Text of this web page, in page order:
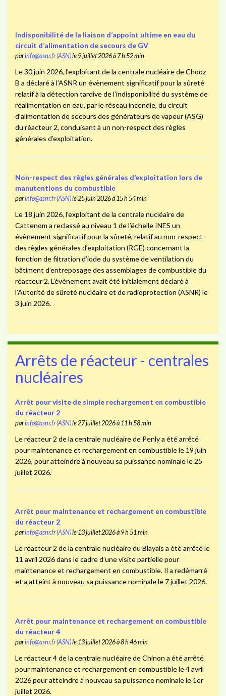
Indisponibilité de la liaison d’appoint ultime en eau du
circuit d’alimentation de secours de GV
parinfo@asnr.fr (ASN)le 9 juillet 2026 à 7 h 52 min
Le 30 juin 2026, l’exploitant de la centrale nucléaire de Chooz
B a déclaré à l’ASNR un évènement significatif pour la sûreté
relatif à la détection tardive de l’indisponibilité du système de
réalimentation en eau, par le réseau incendie, du circuit
d’alimentation de secours des générateurs de vapeur (ASG)
du réacteur 2, conduisant à un non-respect des règles
générales d’exploitation.
Non-respect des règles générales d’exploitation lors de
manutentions du combustible
parinfo@asnr.fr (ASN)le 25 juin 2026 à 15 h 54 min
Le 18 juin 2026, l’exploitant de la centrale nucléaire de
Cattenom a reclassé au niveau 1 de l’échelle INES un
évènement significatif pour la sûreté, relatif au non-respect
des règles générales d’exploitation (RGE) concernant la
fonction de filtration d’iode du système de ventilation du
bâtiment d’entreposage des assemblages de combustible du
réacteur 2. L’évènement avait été initialement déclaré à
l’Autorité de sûreté nucléaire et de radioprotection (ASNR) le
3 juin 2026.
Arrêts de réacteur - centrales
nucléaires
Arrêt pour visite de simple rechargement en combustible
du réacteur 2
parinfo@asnr.fr (ASN)le 27 juillet 2026 à 11 h 58 min
Le réacteur 2 de la centrale nucléaire de Penly a été arrêté
pour maintenance et rechargement en combustible le 19 juin
2026, pour atteindre à nouveau sa puissance nominale le 25
juillet 2026.
Arrêt pour maintenance et rechargement en combustible
du réacteur 2
parinfo@asnr.fr (ASN)le 13 juillet 2026 à 9 h 51 min
Le réacteur 2 de la centrale nucléaire du Blayais a été arrêté le
11 avril 2026 dans le cadre d’une visite partielle pour
maintenance et rechargement en combustible. Il a redémarré
et a atteint à nouveau sa puissance nominale le 7 juillet 2026.
Arrêt pour maintenance et rechargement en combustible
du réacteur 4
parinfo@asnr.fr (ASN)le 13 juillet 2026 à 8 h 46 min
Le réacteur 4 de la centrale nucléaire de Chinon a été arrêté
pour maintenance et rechargement en combustible le 4 avril
2026 pour atteindre à nouveau sa puissance nominale le 1er
juillet 2026.